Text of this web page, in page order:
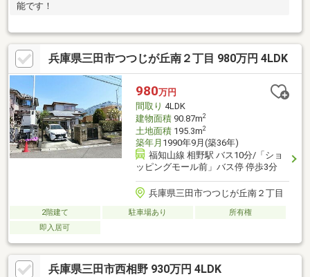
能です！
兵庫県三田市つつじが丘南２丁目 980万円 4LDK
980万円
間取り 4LDK
建物面積90.87m2
土地面積195.3m2
築年月 1990年9月(築36年)
福知山線 相野駅 バス10分/「ショ
ッピングモール前」バス停 停歩3分
兵庫県三田市つつじが丘南２丁目
2階建て 駐車場あり
所有権
即入居可
兵庫県三田市西相野 930万円 4LDK